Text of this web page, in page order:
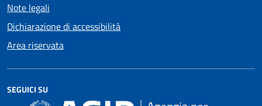
Note legali
Dichiarazione di accessibilità
Area riservata
SEGUICI SU